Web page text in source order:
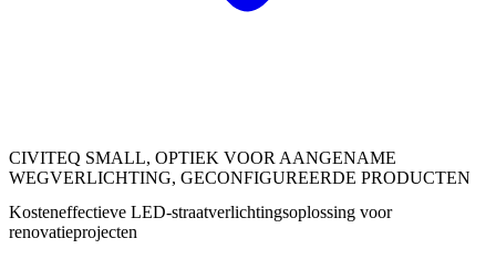
CIVITEQ SMALL, OPTIEK VOOR AANGENAME
WEGVERLICHTING, GECONFIGUREERDE PRODUCTEN
Kosteneffectieve LED-straatverlichtingsoplossing voor
renovatieprojecten